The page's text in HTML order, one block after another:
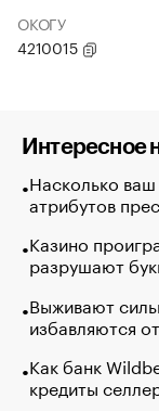
ОКОГУ
4210015
Интересное
Насколько ваш
атрибутов
Казино
разрушают
Выживают
избавляются
Как банк
кредиты